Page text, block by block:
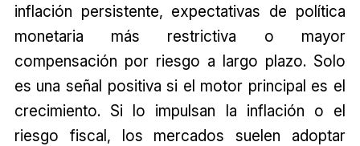
inflación persistente, expectativas de política
monetaria más restrictiva o mayor
compensación por riesgo a largo plazo. Solo
es una señal positiva si el motor principal es el
crecimiento. Si lo impulsan la inflación o el
riesgo fiscal, los mercados suelen adoptar